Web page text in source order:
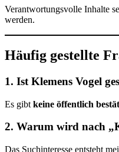
Verantwortungsvolle Inhalte
werden.
Häufig gestellte
1. Ist Klemens Vogel
Es gibt keine öffentlich
2. Warum wird nach
Das Suchinteresse entsteht